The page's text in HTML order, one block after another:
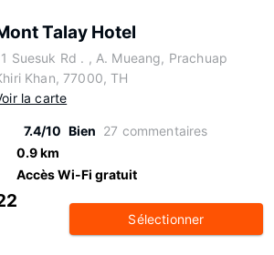
Talay Hotel
Suesuk Rd . , A. Mueang, Prachuap
Khan, 77000, TH
la carte
7.4/10 Bien 27 commentaires
0.9 km
Accès Wi-Fi gratuit
Sélectionner